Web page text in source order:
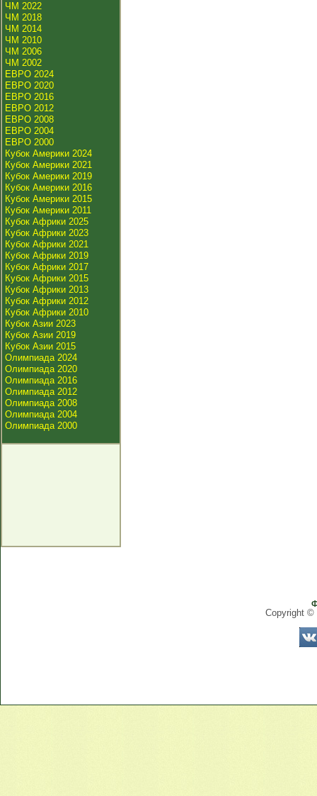
ЧМ 2022
ЧМ 2018
ЧМ 2014
ЧМ 2010
ЧМ 2006
ЧМ 2002
ЕВРО 2024
ЕВРО 2020
ЕВРО 2016
ЕВРО 2012
ЕВРО 2008
ЕВРО 2004
ЕВРО 2000
Кубок Америки 2024
Кубок Америки 2021
Кубок Америки 2019
Кубок Америки 2016
Кубок Америки 2015
Кубок Америки 2011
Кубок Африки 2025
Кубок Африки 2023
Кубок Африки 2021
Кубок Африки 2019
Кубок Африки 2017
Кубок Африки 2015
Кубок Африки 2013
Кубок Африки 2012
Кубок Африки 2010
Кубок Азии 2023
Кубок Азии 2019
Кубок Азии 2015
Олимпиада 2024
Олимпиада 2020
Олимпиада 2016
Олимпиада 2012
Олимпиада 2008
Олимпиада 2004
Олимпиада 2000
Copyright